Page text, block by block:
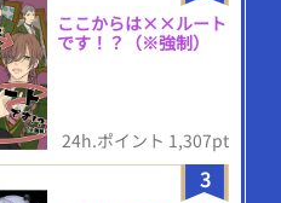
ここからは××ルート
です！？（※強制）
24h.ポイント 1,307pt
3